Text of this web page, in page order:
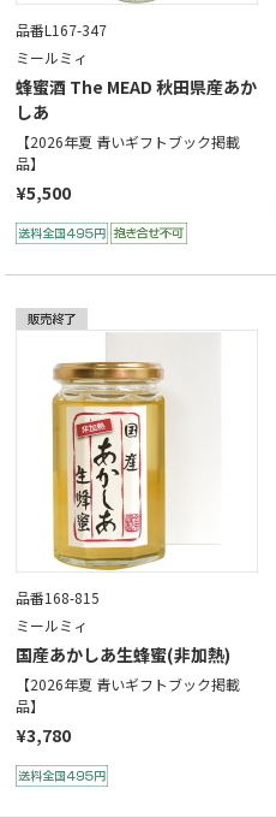
品番L167-347
ミールミィ
蜂蜜酒 The MEAD 秋田県産あか
しあ
【2026年夏 青いギフトブック掲載
品】
¥5,500
品番168-815
ミールミィ
国産あかしあ生蜂蜜(非加熱)
【2026年夏 青いギフトブック掲載
品】
¥3,780